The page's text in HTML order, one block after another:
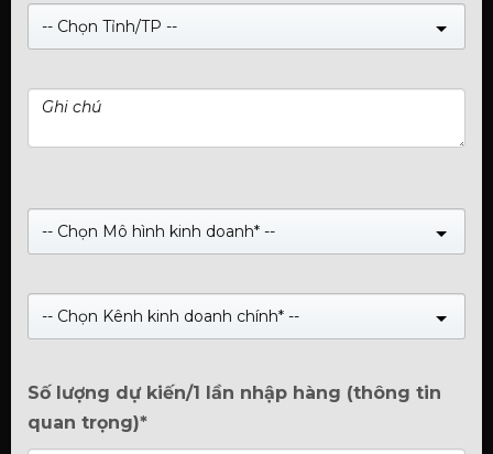
-- Chọn Tỉnh/TP --
-- Chọn Mô hình kinh doanh* --
-- Chọn Kênh kinh doanh chính* --
Số lượng dự kiến/1 lần nhập hàng (thông tin
quan trọng)*